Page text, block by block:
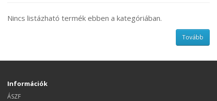
Nincs listázható termék ebben a kategóriában.
Tovább
Információk
ÁSZF